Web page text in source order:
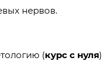
нервов.
(курс с нуля